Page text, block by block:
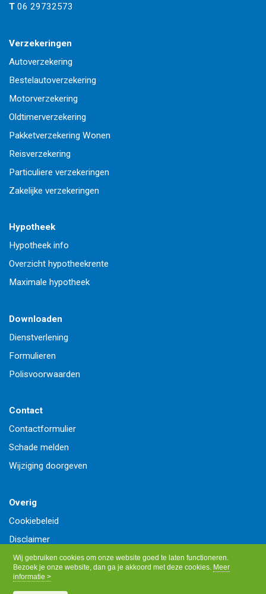
Wij gebruiken cookies om onze website goed te laten functioneren.
Bezoek je onze website, dan ga je akkoord met deze cookies. Meer
informatie >
T 06 29732573
Verzekeringen
Autoverzekering
Bestelautoverzekering
Motorverzekering
Oldtimerverzekering
Pakketverzekering Wonen
Reisverzekering
Particuliere verzekeringen
Zakelijke verzekeringen
Hypotheek
Hypotheek info
Overzicht hypotheekrente
Maximale hypotheek
Downloaden
Dienstverlening
Formulieren
Polisvoorwaarden
Contact
Contactformulier
Schade melden
Wijziging doorgeven
Overig
Cookiebeleid
Disclaimer
Privacy